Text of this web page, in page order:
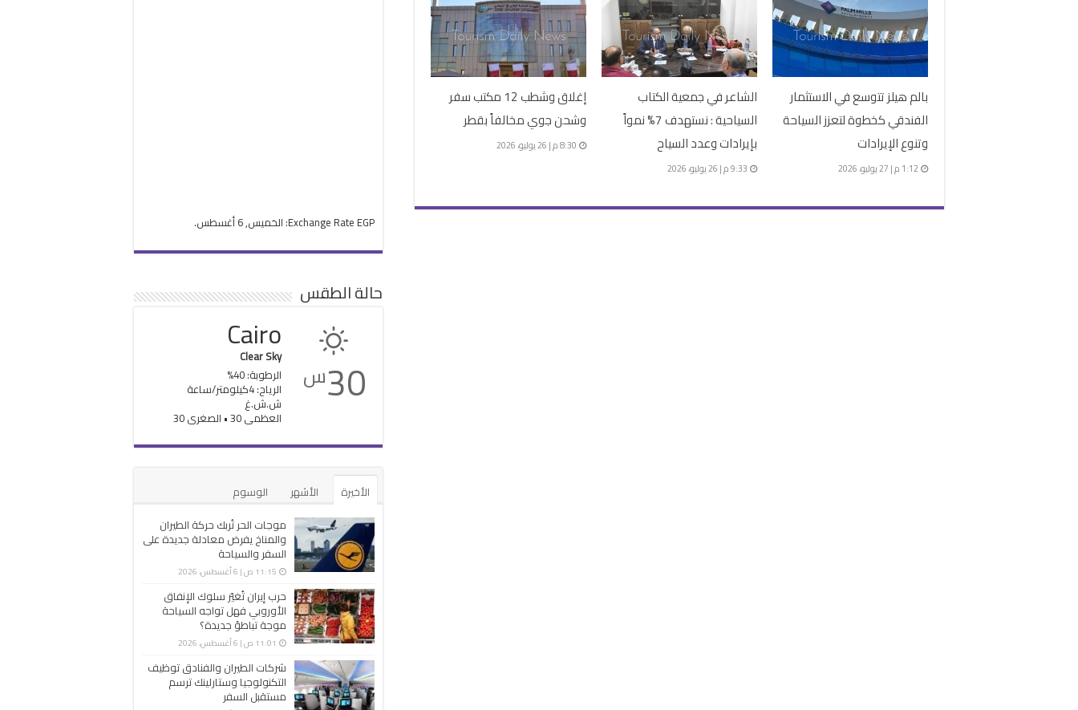
بالم هيلز تتوسع في الاستثمار
الفندقي كخطوة لتعزز السياحة
وتنوع الإيرادات
1:12 م | 27 يوليو، 2026
الشاعر في جمعية الكتاب
السياحية : نستهدف 7% نمواً
بإيرادات وعدد السياح
9:33 م | 26 يوليو، 2026
إغلاق وشطب 12 مكتب سفر
وشحن جوي مخالفاً بقطر
8:30 م | 26 يوليو، 2026
Exchange Rate EGP : الخميس, 6 أغسطس.
حالة الطقس
30س
Cairo
Clear Sky
الرطوبة: 40%
الرياح: 4كيلومتر/ساعة
ش.ش.غ
العظمى 30 • الصغرى 30
الأخيرة الأشهر
الوسوم
موجات الحر تُربك حركة الطيران
والمناخ يفرض معادلة جديدة على
السفر والسياحة
11:15 ص | 6 أغسطس، 2026
حرب إيران تُغيّر سلوك الإنفاق
الأوروبي فهل تواجه السياحة
موجة تباطؤ جديدة؟
11:01 ص | 6 أغسطس، 2026
شركات الطيران والفنادق توظيف
التكنولوجيا وستارلينك ترسم
مستقبل السفر